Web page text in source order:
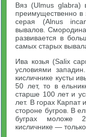
Вяз (Ulmus glabra)
преимущественно
серая (Alnus
вывалов.
развивается в
самых старых
Ива козья (Salix
условиями
кисличнике кусты
50 лет, то в
старше 100 лет и
лет. В горах Карпат
стороне бугров. В
буграх моложе
кисличнике —